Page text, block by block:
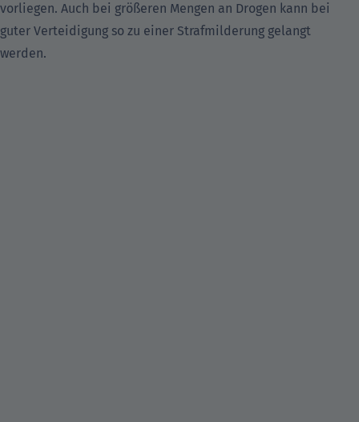
vorliegen. Auch bei größeren Mengen an Drogen kann bei
guter Verteidigung so zu einer Strafmilderung gelangt
werden.